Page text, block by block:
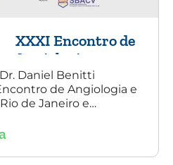
XXXI Encontro de
Angiologia e
Cirurgia Vascular
do Rio de Janeiro
Daniel Benitti
de Angiologia e
de Janeiro e
de aneurisma